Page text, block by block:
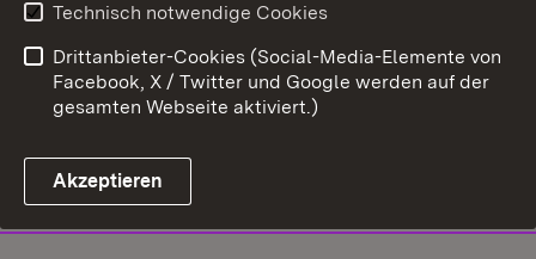
Technisch notwendige Cookies
Drittanbieter-Cookies (Social-Media-Elemente von
Facebook, X / Twitter und Google werden auf der
gesamten Webseite aktiviert.)
Akzeptieren